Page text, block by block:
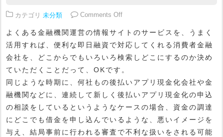
カテゴリ 未分類 Comments Offon どこのサイトでも紹介されて
よくある金融機関運営の情報サイトのサービスを、うまく
活用すれば、便利な即日融資で対応してくれる消費者金融
会社を、どこからでもいろいろ検索しどこにするのか決め
ていただくことだって、OKです。
同じような時期に、何社もの後払いアプリ現金化会社や金
融機関などに、連続して新しく後払いアプリ現金化の申込
の相談をしているというようなケースの場合、資金の調達
にどこでも借金を申し込んでいるような、悪いイメージを
与え、結局事前に行われる審査で不利な扱いをされる可能